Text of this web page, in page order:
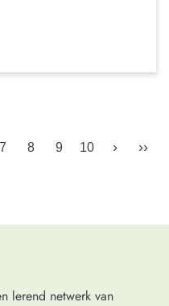
7 8 9 10 › ››
lerend netwerk van